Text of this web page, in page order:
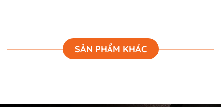
SẢN PHẨM KHÁC